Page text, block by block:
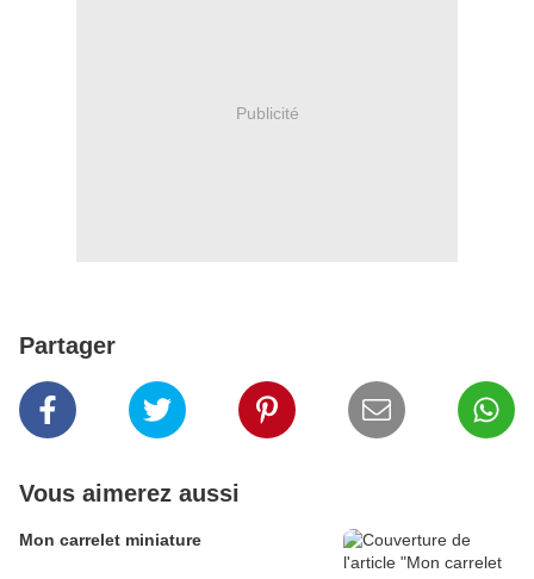
Publicité
Partager
Vous aimerez aussi
Mon carrelet miniature